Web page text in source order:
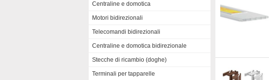
Centraline e domotica
Motori bidirezionali
Telecomandi bidirezionali
Centraline e domotica bidirezionale
Stecche di ricambio (doghe)
Terminali per tapparelle